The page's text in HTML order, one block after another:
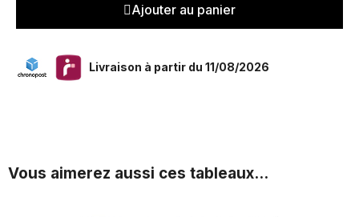
Ajouter au panier
Livraison à partir du 11/08/2026
Vous aimerez aussi ces tableaux...